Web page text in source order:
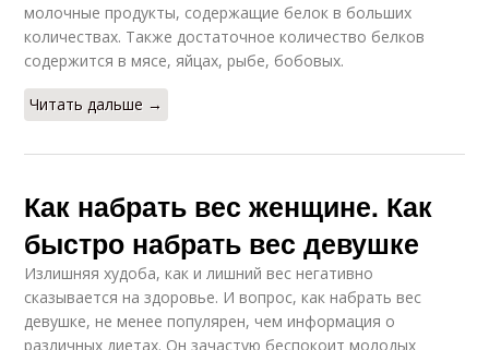
молочные продукты, содержащие белок в больших
количествах. Также достаточное количество белков
содержится в мясе, яйцах, рыбе, бобовых.
Читать дальше →
Как набрать вес женщине. Как
быстро набрать вес девушке
Излишняя худоба, как и лишний вес негативно
сказывается на здоровье. И вопрос, как набрать вес
девушке, не менее популярен, чем информация о
различных диетах. Он зачастую беспокоит молодых